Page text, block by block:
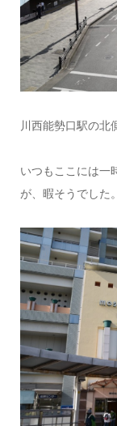
川西能勢口駅の北
いつもここには一
が、暇そうでした。